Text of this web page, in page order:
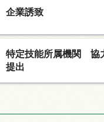
企業誘致
特定技能所属機関 協
提出